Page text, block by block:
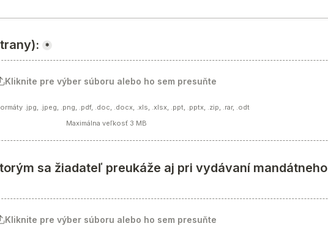
*
Kliknite pre výber súboru alebo ho sem presuňte
.jpg, .jpeg, .png, .pdf, .doc, .docx, .xls, .xlsx, .ppt, .pptx, .zip, .rar, .odt
Maximálna veľkosť 3 MB
sa žiadateľ preukáže aj pri vydávaní mandátneho
Kliknite pre výber súboru alebo ho sem presuňte